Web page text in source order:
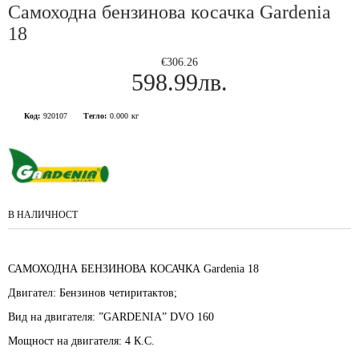
Самоходна бензинова косачка Gardenia
18
€306.26
598.99лв.
Код: 920107 Тегло: 0.000 кг
В НАЛИЧНОСТ
САМОХОДНА БЕНЗИНОВА КОСАЧКА Gardenia 18
Двигател: Бензинов четиритактов;
Вид на двигателя: ”GARDENIA” DVO 160
Мощност на двигателя: 4 К.С.